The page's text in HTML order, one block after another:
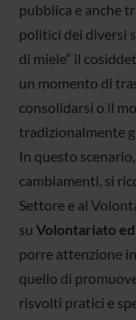
pubblica e anche
politici dei diversi
di miele” il
un momento di
consolidarsi o il
tradizionalmente
In questo
cambiamenti, si
Settore e al
su Volontariato
porre attenzione
quello di
risvolti pratici e